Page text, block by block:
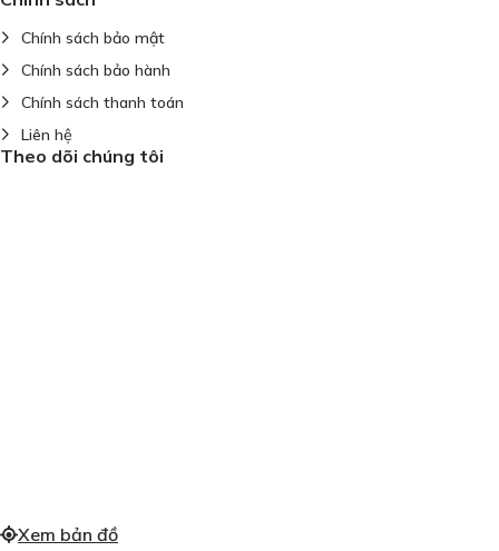
Chính sách bảo mật
Chính sách bảo hành
Chính sách thanh toán
Liên hệ
Theo dõi chúng tôi
Xem bản đồ